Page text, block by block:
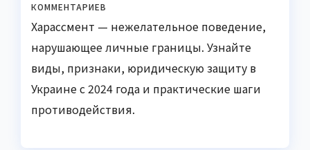
КОММЕНТАРИЕВ
Харассмент — нежелательное поведение,
нарушающее личные границы. Узнайте
виды, признаки, юридическую защиту в
Украине с 2024 года и практические шаги
противодействия.